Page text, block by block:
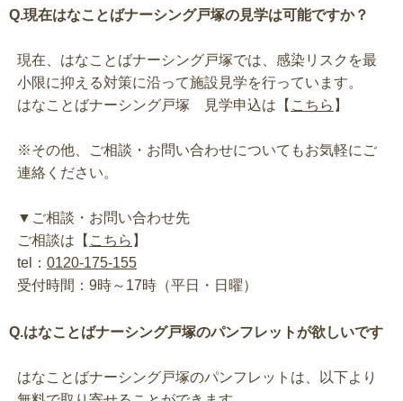
Q.現在はなことばナーシング戸塚の見学は可能ですか？
現在、はなことばナーシング戸塚では、感染リスクを最
小限に抑える対策に沿って施設見学を行っています。
はなことばナーシング戸塚 見学申込は【 こちら 】
※その他、ご相談・お問い合わせについてもお気軽にご
連絡ください。
▼ご相談・お問い合わせ先
ご相談は【 こちら 】
tel： 0120-175-155
受付時間：9時～17時（平日・日曜）
Q.はなことばナーシング戸塚のパンフレットが欲しいです
はなことばナーシング戸塚のパンフレットは、以下より